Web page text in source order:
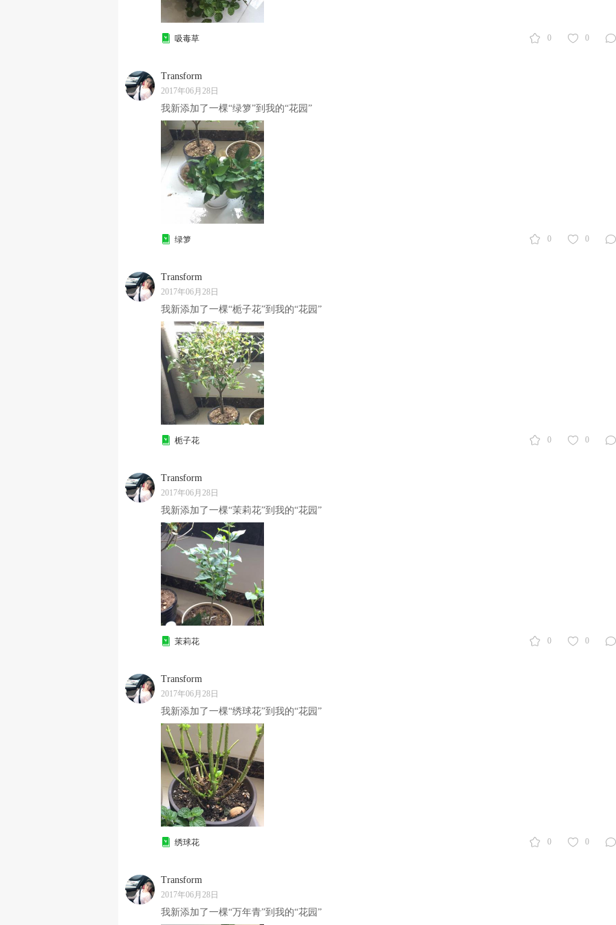
0 0
吸毒草
Transform
2017年06月28日
我新添加了一棵“绿箩”到我的“花园”
0 0
绿箩
Transform
2017年06月28日
我新添加了一棵“栀子花”到我的“花园”
0 0
栀子花
Transform
2017年06月28日
我新添加了一棵“茉莉花”到我的“花园”
0 0
茉莉花
Transform
2017年06月28日
我新添加了一棵“绣球花”到我的“花园”
0 0
绣球花
Transform
2017年06月28日
我新添加了一棵“万年青”到我的“花园”